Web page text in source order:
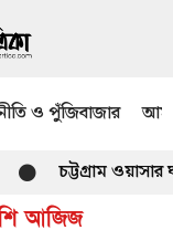
ও পুঁজিবাজার
চট্টগ্রাম ওয়াসার
আজিজ